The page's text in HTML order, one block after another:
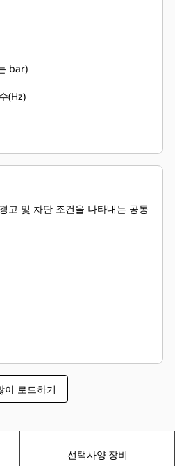
bar)
(Hz)
고 및 차단 조건을 나타내는 공통
이 로드하기
선택사양 장비